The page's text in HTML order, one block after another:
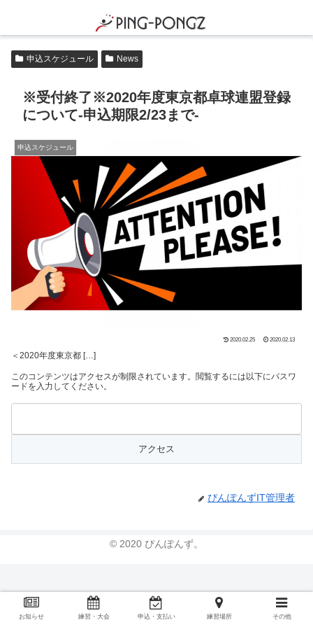
申込スケジュール News
※受付終了※2020年度東京都卓球連盟登録
について-申込期限2/23まで-
申込スケジュール
2020.02.25 2020.02.13
＜2020年度東京都 […]
このコンテンツはアクセスが制限されています。閲覧するには以下にパスワ
ードを入力してください。
ぴんぽんずIT管理者
© 2020 ぴんぽんず。
お知らせ 練習・大会 申込・支払い 練習場所 その他